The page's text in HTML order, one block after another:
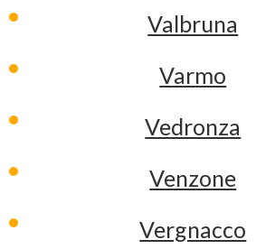
Valbruna
Varmo
Vedronza
Venzone
Vergnacco